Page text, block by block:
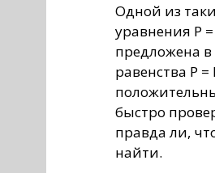
Одной из
уравнения P
предложена в
равенства P
быстро
правда ли,
найти.